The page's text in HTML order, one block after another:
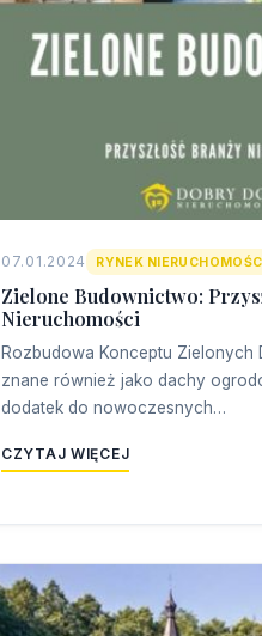
07.01.2024 RYNEK
Zielone Budownictwo:
Nieruchomości
Rozbudowa Konceptu Zielonych
znane również jako dachy
dodatek do nowoczesnych…
CZYTAJ WIĘCEJ